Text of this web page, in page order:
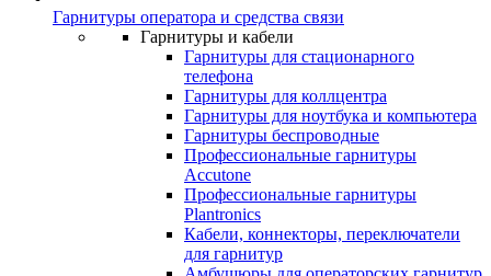
Гарнитуры оператора и средства связи
Гарнитуры и кабели
Гарнитуры для стационарного
телефона
Гарнитуры для коллцентра
Гарнитуры для ноутбука и компьютера
Гарнитуры беспроводные
Профессиональные гарнитуры
Accutone
Профессиональные гарнитуры
Plantronics
Кабели, коннекторы, переключатели
для гарнитур